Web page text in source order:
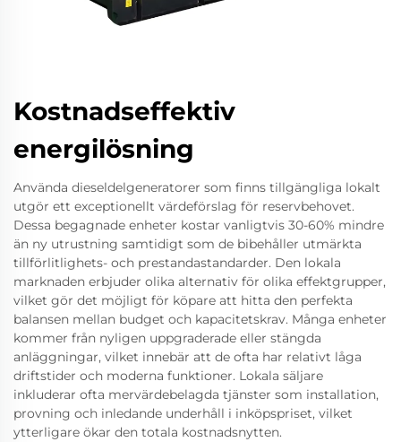
Kostnadseffektiv
energilösning
Använda dieseldelgeneratorer som finns tillgängliga lokalt
utgör ett exceptionellt värdeförslag för reservbehovet.
Dessa begagnade enheter kostar vanligtvis 30-60% mindre
än ny utrustning samtidigt som de bibehåller utmärkta
tillförlitlighets- och prestandastandarder. Den lokala
marknaden erbjuder olika alternativ för olika effektgrupper,
vilket gör det möjligt för köpare att hitta den perfekta
balansen mellan budget och kapacitetskrav. Många enheter
kommer från nyligen uppgraderade eller stängda
anläggningar, vilket innebär att de ofta har relativt låga
driftstider och moderna funktioner. Lokala säljare
inkluderar ofta mervärdebelagda tjänster som installation,
provning och inledande underhåll i inköpspriset, vilket
ytterligare ökar den totala kostnadsnytten.